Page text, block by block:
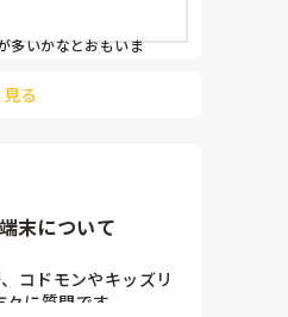
多いかなとおもいま
な文、また今頑張って
る
末について
コドモンやキッズリ
に質問です。